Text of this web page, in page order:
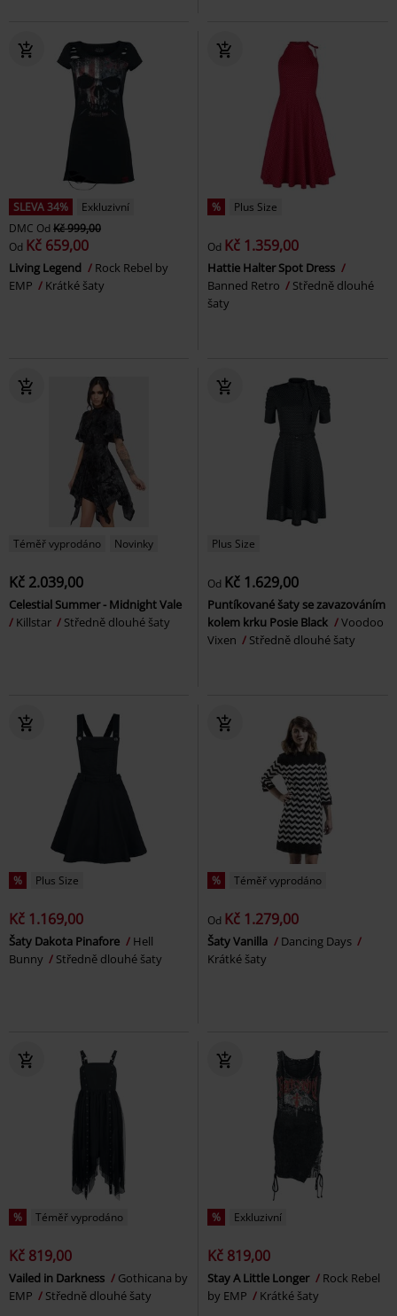
SLEVA 34%
Exkluzivní
DMC Od Kč 999,00
Od Kč 659,00
Living Legend
Rock Rebel by
EMP
Krátké šaty
% Plus Size
Od Kč 1.359,00
Hattie Halter Spot Dress
Banned Retro
Středně dlouhé
šaty
Téměř vyprodáno Novinky
Kč 2.039,00
Celestial Summer - Midnight Vale
Killstar
Středně dlouhé šaty
Plus Size
Od Kč 1.629,00
Puntíkované šaty se zavazováním
kolem krku Posie Black
Voodoo
Vixen
Středně dlouhé šaty
% Plus Size
Kč 1.169,00
Šaty Dakota Pinafore
Hell
Bunny
Středně dlouhé šaty
% Téměř vyprodáno
Od Kč 1.279,00
Šaty Vanilla
Dancing Days
Krátké šaty
% Téměř vyprodáno
Kč 819,00
Vailed in Darkness
Gothicana by
EMP
Středně dlouhé šaty
% Exkluzivní
Kč 819,00
Stay A Little Longer
Rock Rebel
by EMP
Krátké šaty